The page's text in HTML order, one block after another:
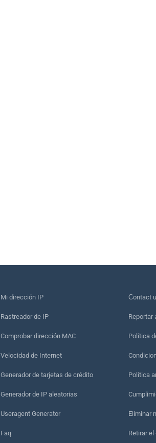
Mi dirección IP
Rastreador de IP
Comprobar dirección MAC
Velocidad de Internet
Generador de tarjetas de crédito
Generador de IP aleatorias
Useragent Generator
Faq
Сontact
Reportar
Política
Política
Eliminar
Retirar